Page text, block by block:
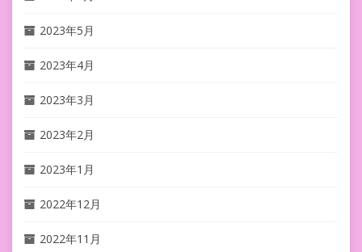
2023年5月
2023年4月
2023年3月
2023年2月
2023年1月
2022年12月
2022年11月